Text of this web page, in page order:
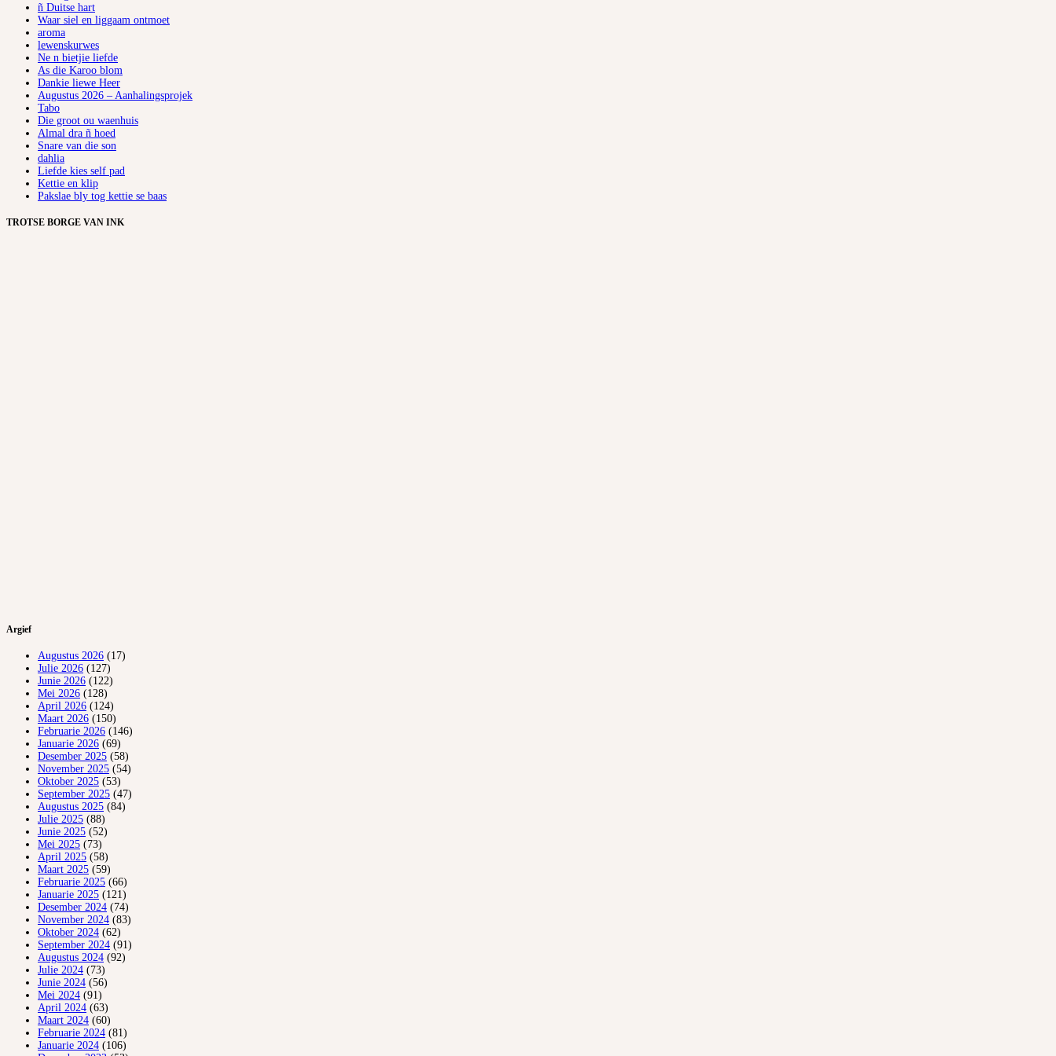
ñ Duitse hart
Waar siel en liggaam ontmoet
aroma
lewenskurwes
Ne n bietjie liefde
As die Karoo blom
Dankie liewe Heer
Augustus 2026 – Aanhalingsprojek
Tabo
Die groot ou waenhuis
Almal dra ñ hoed
Snare van die son
dahlia
Liefde kies self pad
Kettie en klip
Pakslae bly tog kettie se baas
TROTSE BORGE VAN INK
Argief
Augustus 2026 (17)
Julie 2026 (127)
Junie 2026 (122)
Mei 2026 (128)
April 2026 (124)
Maart 2026 (150)
Februarie 2026 (146)
Januarie 2026 (69)
Desember 2025 (58)
November 2025 (54)
Oktober 2025 (53)
September 2025 (47)
Augustus 2025 (84)
Julie 2025 (88)
Junie 2025 (52)
Mei 2025 (73)
April 2025 (58)
Maart 2025 (59)
Februarie 2025 (66)
Januarie 2025 (121)
Desember 2024 (74)
November 2024 (83)
Oktober 2024 (62)
September 2024 (91)
Augustus 2024 (92)
Julie 2024 (73)
Junie 2024 (56)
Mei 2024 (91)
April 2024 (63)
Maart 2024 (60)
Februarie 2024 (81)
Januarie 2024 (106)